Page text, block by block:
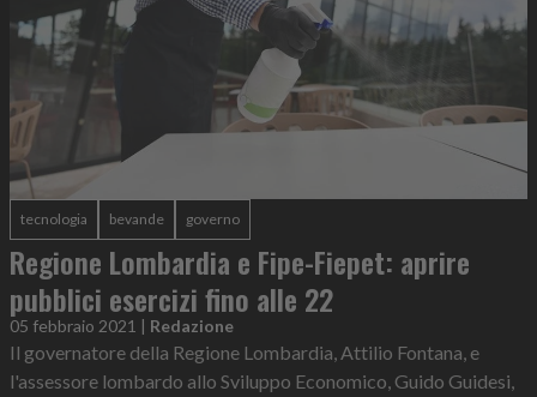
tecnologia bevande governo
Regione Lombardia e Fipe-Fiepet: aprire
pubblici esercizi fino alle 22
05 febbraio 2021 | Redazione
Il governatore della Regione Lombardia, Attilio Fontana, e
l'assessore lombardo allo Sviluppo Economico, Guido Guidesi,